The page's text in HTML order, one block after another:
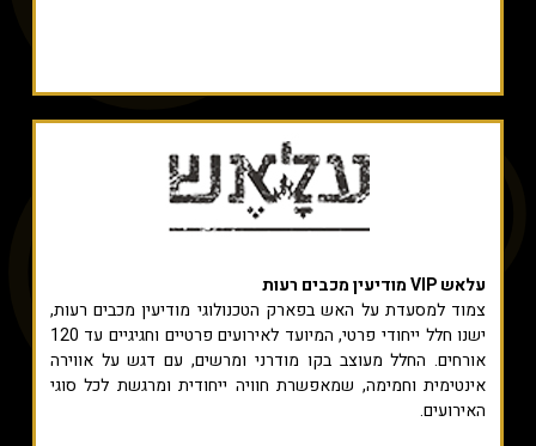
עלאש VIP מודיעין מכבים רעות
צמוד למסעדת על האש בפארק הטכנולוגי מודיעין מכבים רעות,
ישנו חלל ייחודי פרטי, המיועד לאירועים פרטיים וחגיגיים עד 120
אורחים. החלל מעוצב בקו מודרני ומרשים, עם דגש על אווירה
אינטימית וחמימה, שמאפשרת חוויה ייחודית ומרגשת לכל סוגי
האירועים.